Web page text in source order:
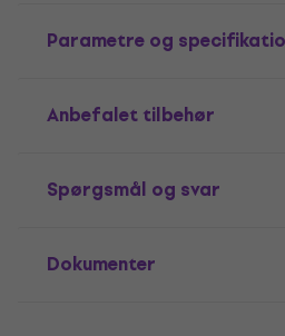
Parametre og
Anbefalet tilbehør
Spørgsmål og svar
Dokumenter